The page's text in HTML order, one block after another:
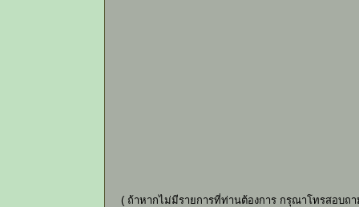
( ถ้าหากไม่มีรายการที่ท่านต้องการ กรุณาโทรสอบถา